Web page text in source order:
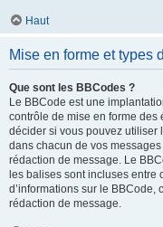
Haut
Mise en forme et types
Que sont les BBCodes ?
Le BBCode est une
contrôle de mise en forme des
décider si vous pouvez utiliser
dans chacun de vos
rédaction de message. Le
les balises sont incluses entre
d’informations sur le
rédaction de message.